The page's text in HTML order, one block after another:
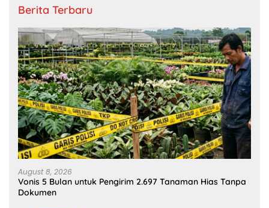
Berita Terbaru
August 8, 2026
Vonis 5 Bulan untuk Pengirim 2.697 Tanaman Hias Tanpa
Dokumen